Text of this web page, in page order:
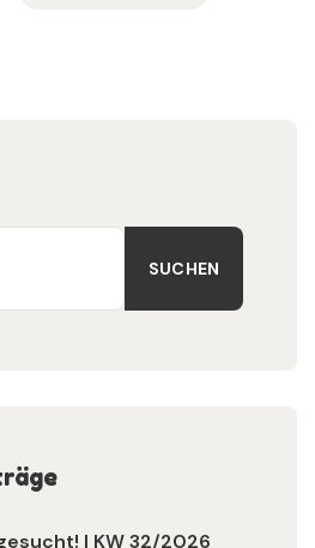
SUCHEN
| KW 32/2026